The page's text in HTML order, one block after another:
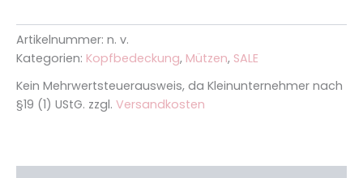
Artikelnummer: n. v.
Kategorien: Kopfbedeckung, Mützen, SALE
Kein Mehrwertsteuerausweis, da Kleinunternehmer nach
§19 (1) UStG. zzgl. Versandkosten